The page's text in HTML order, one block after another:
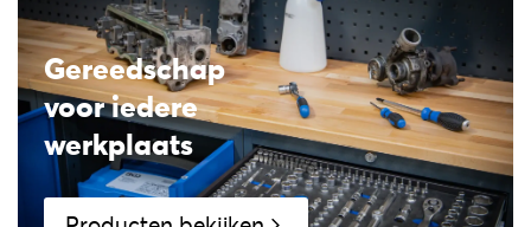
Gereedschap
voor iedere
werkplaats